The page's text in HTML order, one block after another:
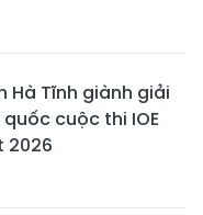
Hà Tĩnh giành giải
cuộc thi IOE
2026